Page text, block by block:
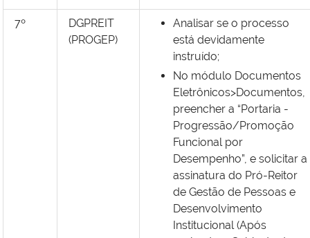
7º
DGPREIT
(PROGEP)
Analisar se o processo
está devidamente
instruído;
No módulo Documentos
Eletrônicos>Documentos,
preencher a “Portaria -
Progressão/Promoção
Funcional por
Desempenho”, e solicitar a
assinatura do Pró-Reitor
de Gestão de Pessoas e
Desenvolvimento
Institucional (Após